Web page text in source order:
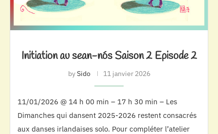
Initiation au sean-nós Saison 2 Episode 2
bySido 11 janvier 2026
11/01/2026 @ 14 h 00 min – 17 h 30 min – Les
Dimanches qui dansent 2025-2026 restent consacrés
aux danses irlandaises solo. Pour compléter l’atelier